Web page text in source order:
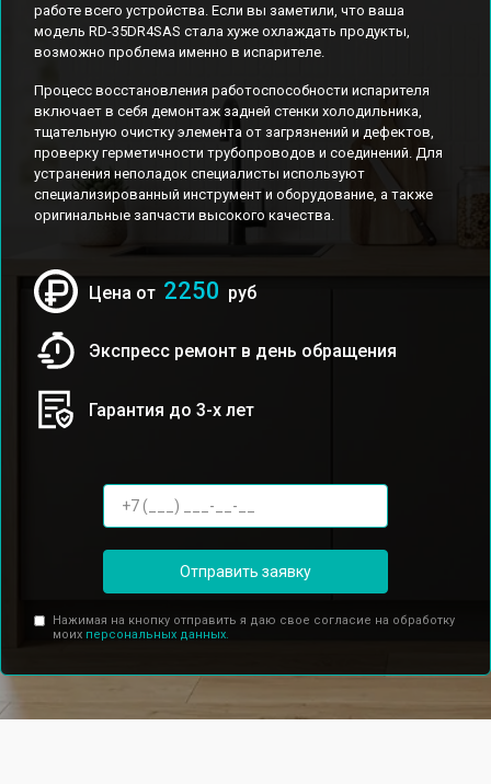
работе всего устройства. Если вы заметили, что ваша
модель RD-35DR4SAS стала хуже охлаждать продукты,
возможно проблема именно в испарителе.
Процесс восстановления работоспособности испарителя
включает в себя демонтаж задней стенки холодильника,
тщательную очистку элемента от загрязнений и дефектов,
проверку герметичности трубопроводов и соединений. Для
устранения неполадок специалисты используют
специализированный инструмент и оборудование, а также
оригинальные запчасти высокого качества.
Цена от 2250 руб
Экспресс ремонт в день обращения
Гарантия до 3-х лет
Отправить заявку
Нажимая на кнопку отправить я даю свое согласие на обработку
моих персональных данных.